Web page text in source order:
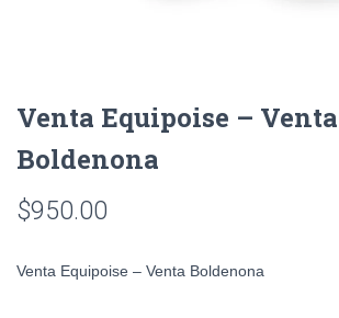
Venta Equipoise – Venta
Boldenona
$950.00
Venta Equipoise – Venta Boldenona